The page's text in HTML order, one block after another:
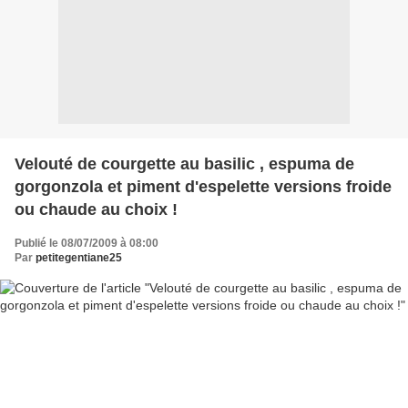
Velouté de courgette au basilic , espuma de
gorgonzola et piment d'espelette versions froide
ou chaude au choix !
Publié le 08/07/2009 à 08:00
Par petitegentiane25